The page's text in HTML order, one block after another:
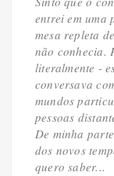
entrei em uma
mesa repleta
não conhecia.
literalmente -
conversava
mundos
pessoas
De minha
dos novos
quero saber...